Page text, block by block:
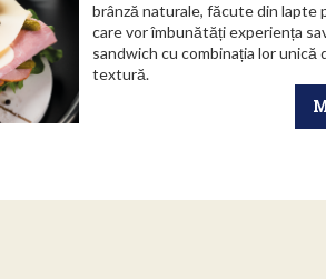
brânză naturale, făcute din lapte
care vor îmbunătăți experiența
sandwich cu combinația lor unică
textură.